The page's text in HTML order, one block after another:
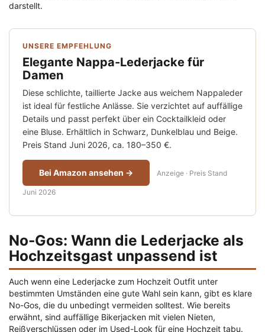
darstellt.
UNSERE EMPFEHLUNG
Elegante Nappa-Lederjacke für
Damen
Diese schlichte, taillierte Jacke aus weichem Nappaleder
ist ideal für festliche Anlässe. Sie verzichtet auf auffällige
Details und passt perfekt über ein Cocktailkleid oder
eine Bluse. Erhältlich in Schwarz, Dunkelblau und Beige.
Preis Stand Juni 2026, ca. 180–350 €.
Bei Amazon ansehen → Anzeige · Preis Stand
Juni 2026
No-Gos: Wann die Lederjacke als
Hochzeitsgast unpassend ist
Auch wenn eine Lederjacke zum Hochzeit Outfit unter
bestimmten Umständen eine gute Wahl sein kann, gibt es klare
No-Gos, die du unbedingt vermeiden solltest. Wie bereits
erwähnt, sind auffällige Bikerjacken mit vielen Nieten,
Reißverschlüssen oder im Used-Look für eine Hochzeit tabu.